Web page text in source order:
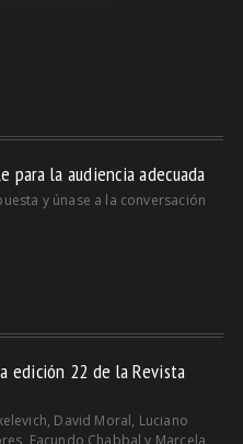
para la audiencia adecuada
y únase a la conversación
edición 22 de la Revista
David Moral, Luciano
Facundo Chabbal y Marcela